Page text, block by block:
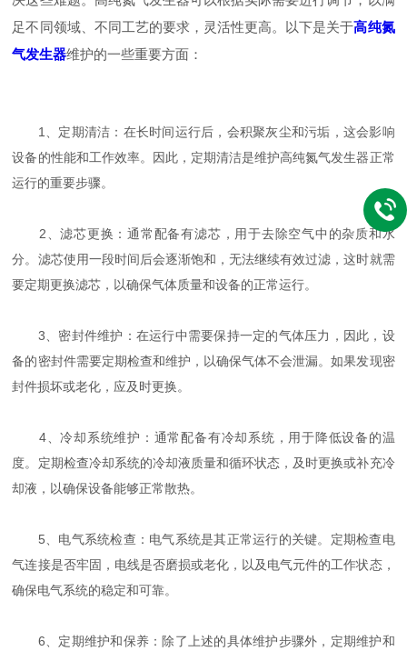
足不同领域、不同工艺的要求，灵活性更高。以下是关于高纯氮
气发生器维护的一些重要方面：
1、定期清洁：在长时间运行后，会积聚灰尘和污垢，这会影响
设备的性能和工作效率。因此，定期清洁是维护高纯氮气发生器正常
运行的重要步骤。
2、滤芯更换：通常配备有滤芯，用于去除空气中的杂质和水
分。滤芯使用一段时间后会逐渐饱和，无法继续有效过滤，这时就需
要定期更换滤芯，以确保气体质量和设备的正常运行。
3、密封件维护：在运行中需要保持一定的气体压力，因此，设
备的密封件需要定期检查和维护，以确保气体不会泄漏。如果发现密
封件损坏或老化，应及时更换。
4、冷却系统维护：通常配备有冷却系统，用于降低设备的温
度。定期检查冷却系统的冷却液质量和循环状态，及时更换或补充冷
却液，以确保设备能够正常散热。
5、电气系统检查：电气系统是其正常运行的关键。定期检查电
气连接是否牢固，电线是否磨损或老化，以及电气元件的工作状态，
确保电气系统的稳定和可靠。
6、定期维护和保养：除了上述的具体维护步骤外，定期维护和